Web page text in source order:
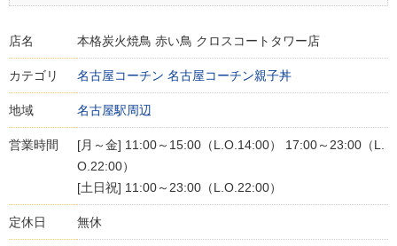
店名 本格炭火焼鳥 赤い鳥 クロスコートタワー店
カテゴリ 名古屋コーチン 名古屋コーチン親子丼
地域 名古屋駅周辺
営業時間
[月～金] 11:00～15:00（L.O.14:00） 17:00～23:00（L.
O.22:00）
[土日祝] 11:00～23:00（L.O.22:00）
定休日 無休